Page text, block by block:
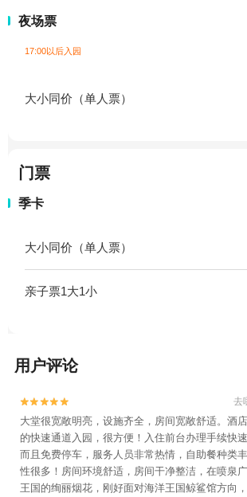
夜场票
17:00以后入园
大小同价（单人票）
门票
季卡
大小同价（单人票）
亲子票1大1小
用户评论

 去
大堂很宽敞明亮，设施齐全，房间宽敞舒适。酒
的快速通道入园，很方便！入住前台办理手续快
而且免费停车，服务人员非常热情，自助餐种类
性很多！房间环境舒适，房间干净整洁，在喷泉
王国的绚丽烟花，刚好面对海洋王国鲸鲨馆方向